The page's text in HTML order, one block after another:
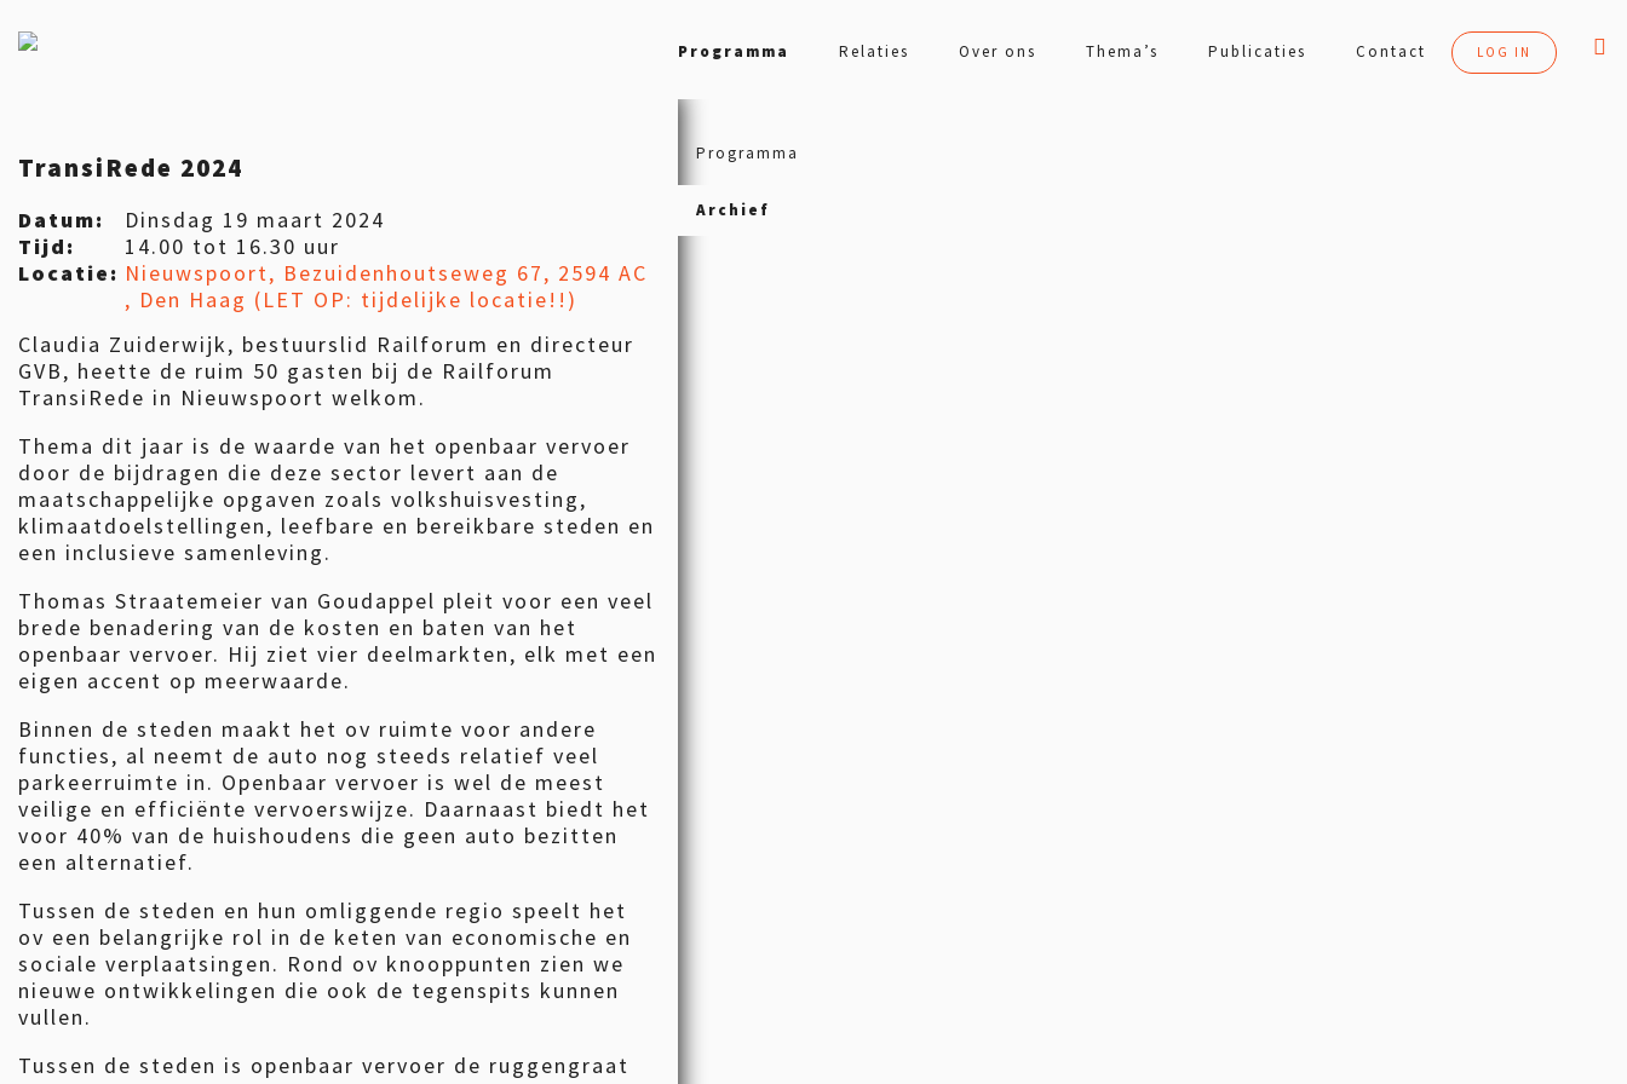
Programma Relaties Over ons Thema’s Publicaties Contact LOG IN
Programma
Archief
TransiRede 2024
Datum:
Dinsdag 19 maart 2024
Tijd:
14.00 tot 16.30 uur
Locatie: Nieuwspoort, Bezuidenhoutseweg 67, 2594 AC
, Den Haag (LET OP: tijdelijke locatie!!)
Claudia Zuiderwijk, bestuurslid Railforum en directeur
GVB, heette de ruim 50 gasten bij de Railforum
TransiRede in Nieuwspoort welkom.
Thema dit jaar is de waarde van het openbaar vervoer
door de bijdragen die deze sector levert aan de
maatschappelijke opgaven zoals volkshuisvesting,
klimaatdoelstellingen, leefbare en bereikbare steden en
een inclusieve samenleving.
Thomas Straatemeier van Goudappel pleit voor een veel
brede benadering van de kosten en baten van het
openbaar vervoer. Hij ziet vier deelmarkten, elk met een
eigen accent op meerwaarde.
Binnen de steden maakt het ov ruimte voor andere
functies, al neemt de auto nog steeds relatief veel
parkeerruimte in. Openbaar vervoer is wel de meest
veilige en efficiënte vervoerswijze. Daarnaast biedt het
voor 40% van de huishoudens die geen auto bezitten
een alternatief.
Tussen de steden en hun omliggende regio speelt het
ov een belangrijke rol in de keten van economische en
sociale verplaatsingen. Rond ov knooppunten zien we
nieuwe ontwikkelingen die ook de tegenspits kunnen
vullen.
Tussen de steden is openbaar vervoer de ruggengraat